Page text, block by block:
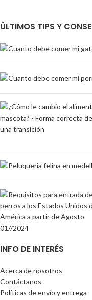
ÚLTIMOS TIPS Y
INFO DE INTERÉS
Acerca de nosotros
Contáctanos
Políticas de envío y entrega